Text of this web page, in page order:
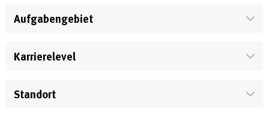
Aufgabengebiet
Karrierelevel
Standort